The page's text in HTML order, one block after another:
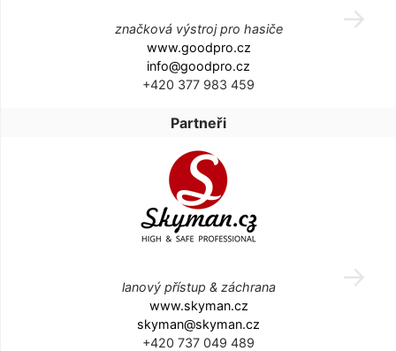
značková výstroj pro hasiče
www.goodpro.cz
info@goodpro.cz
+420 377 983 459
Partneři
lanový přístup & záchrana
www.skyman.cz
skyman@skyman.cz
+420 737 049 489